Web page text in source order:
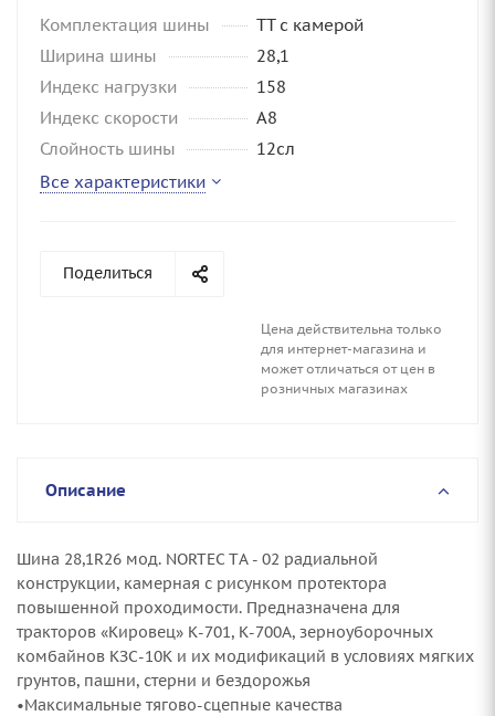
Комплектация шины
TT с камерой
Ширина шины
28,1
Индекс нагрузки
158
Индекс скорости
A8
Слойность шины
12сл
Все характеристики
Поделиться
Цена действительна только
для интернет-магазина и
может отличаться от цен в
розничных магазинах
Описание
Шина 28,1R26 мод. NORTEC ТA - 02 радиальной
конструкции, камерная с рисунком протектора
повышенной проходимости. Предназначена для
тракторов «Кировец» К-701, К-700А, зерноуборочных
комбайнов КЗС-10К и их модификаций в условиях мягких
грунтов, пашни, стерни и бездорожья
•Максимальные тягово-сцепные качества